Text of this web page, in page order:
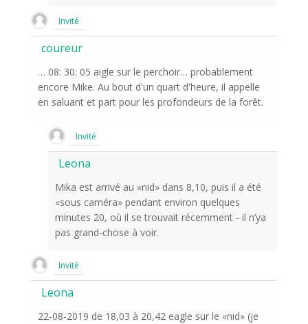
Invité
coureur
… 08: 30: 05 aigle sur le perchoir… probablement
encore Mike. Au bout d'un quart d'heure, il appelle
en saluant et part pour les profondeurs de la forêt.
Invité
Leona
Mika est arrivé au «nid» dans 8,10, puis il a été
«sous caméra» pendant environ quelques
minutes 20, où il se trouvait récemment - il n’ya
pas grand-chose à voir.
Invité
Leona
22-08-2019 de 18,03 à 20,42 eagle sur le «nid» (je